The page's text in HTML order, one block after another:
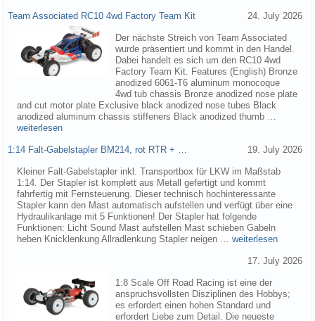
Team Associated RC10 4wd Factory Team Kit 24. July 2026
Der nächste Streich von Team Associated
wurde präsentiert und kommt in den Handel.
Dabei handelt es sich um den RC10 4wd
Factory Team Kit. Features (English) Bronze
anodized 6061-T6 aluminum monocoque
4wd tub chassis Bronze anodized nose plate
and cut motor plate Exclusive black anodized nose tubes Black
anodized aluminum chassis stiffeners Black anodized thumb …
weiterlesen
1:14 Falt-Gabelstapler BM214, rot RTR + … 19. July 2026
Kleiner Falt-Gabelstapler inkl. Transportbox für LKW im Maßstab
1:14. Der Stapler ist komplett aus Metall gefertigt und kommt
fahrfertig mit Fernsteuerung. Dieser technisch hochinteressante
Stapler kann den Mast automatisch aufstellen und verfügt über eine
Hydraulikanlage mit 5 Funktionen! Der Stapler hat folgende
Funktionen: Licht Sound Mast aufstellen Mast schieben Gabeln
heben Knicklenkung Allradlenkung Stapler neigen … weiterlesen
17. July 2026
1:8 Scale Off Road Racing ist eine der
anspruchsvollsten Disziplinen des Hobbys;
es erfordert einen hohen Standard und
erfordert Liebe zum Detail. Die neueste